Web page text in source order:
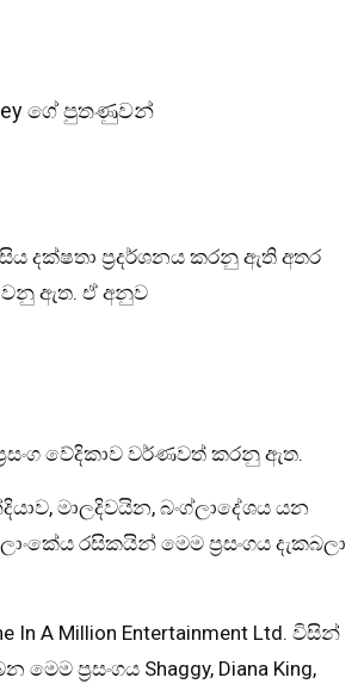
ගේ පුතණුවන්
දක්ෂතා ප්‍රදර්ශනය කරනු ඇති අතර
වනු ඇත. ඒ අනුව
වේදිකාව වර්ණවත් කරනු ඇත.
මාලදිවයින, බංග්ලාදේශය යන
රසිකයින් මෙම ප්‍රසංගය දැකබලා
A Million Entertainment Ltd. විසින්
ප්‍රසංගය Shaggy, Diana King,